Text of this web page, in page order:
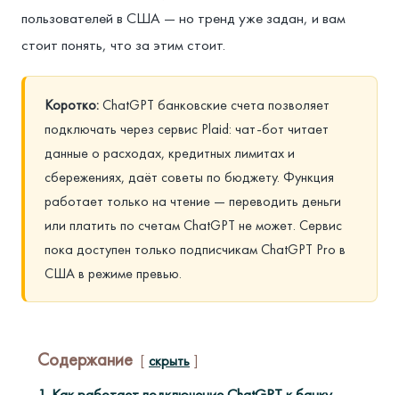
пользователей в США — но тренд уже задан, и вам
стоит понять, что за этим стоит.
Коротко:ChatGPT банковские счета позволяет
подключать через сервис Plaid: чат-бот читает
данные о расходах, кредитных лимитах и
сбережениях, даёт советы по бюджету. Функция
работает только на чтение — переводить деньги
или платить по счетам ChatGPT не может. Сервис
пока доступен только подписчикам ChatGPT Pro в
США в режиме превью.
Содержание скрыть